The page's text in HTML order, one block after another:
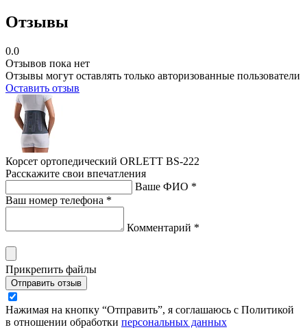
Отзывы
0.0
Отзывов пока нет
Отзывы могут оставлять только авторизованные пользователи
Оставить отзыв
Корсет ортопедический ORLETT BS-222
Расскажите свои впечатления
Ваше ФИО *
Ваш номер телефона *
Комментарий *
Прикрепить файлы
Отправить отзыв
Нажимая на кнопку “Отправить”, я соглашаюсь с Политикой
в отношении обработки персональных данных